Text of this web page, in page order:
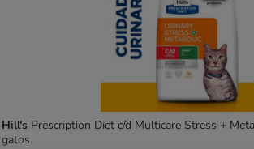
Hill's Prescription Diet c/d Multicare Stress +
gatos